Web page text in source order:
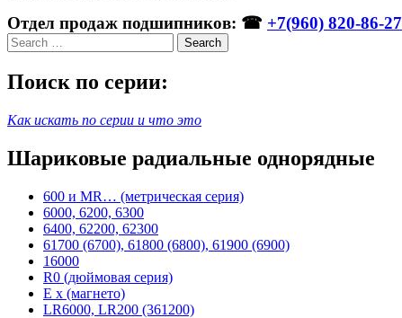
Отдел продаж подшипников: ☎ +7(960) 820-86-27
Search
Поиск по серии:
Как искать по серии и что это
Шариковые радиальные однорядные
600 и MR… (метрическая серия)
6000, 6200, 6300
6400, 62200, 62300
61700 (6700), 61800 (6800), 61900 (6900)
16000
R0 (дюймовая серия)
E x (магнето)
LR6000, LR200 (361200)